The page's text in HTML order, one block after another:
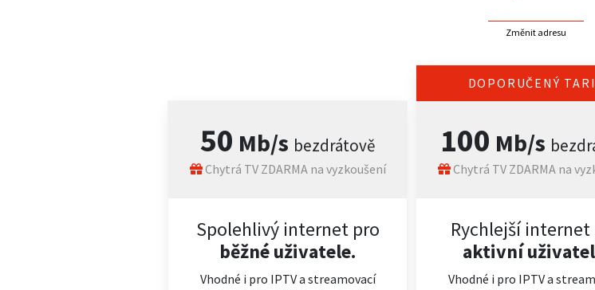
Změnit adresu
50 Mb/s bezdrátově
Chytrá TV ZDARMA na vyzkoušení
Spolehlivý internet pro
běžné uživatele.
Vhodné i pro IPTV a streamovací
DOPORUČENÝ
100 Mb/s
Chytrá TV ZDARMA na
Rychlejší internet
aktivní
Vhodné i pro IPTV a